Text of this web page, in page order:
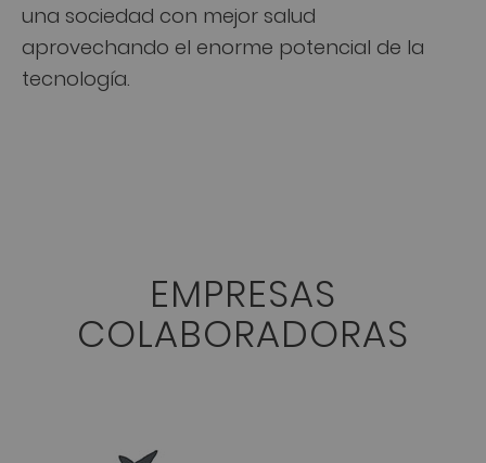
una sociedad con mejor salud
aprovechando el enorme potencial de la
tecnología.
EMPRESAS
COLABORADORAS